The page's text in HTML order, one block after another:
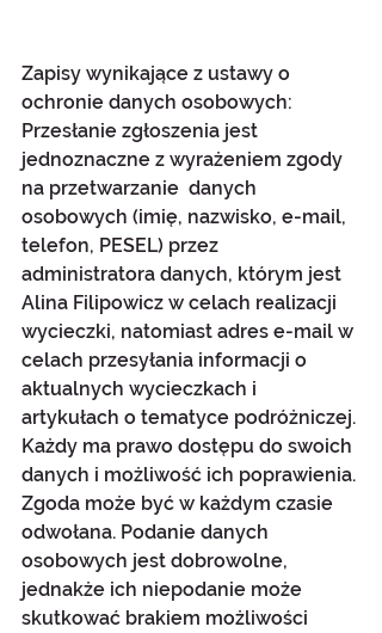
Zapisy wynikające z ustawy o
ochronie danych osobowych:
Przesłanie zgłoszenia jest
jednoznaczne z wyrażeniem zgody
na przetwarzanie  danych
osobowych (imię, nazwisko, e-mail,
telefon, PESEL) przez
administratora danych, którym jest
Alina Filipowicz w celach realizacji
wycieczki, natomiast adres e-mail w
celach przesyłania informacji o
aktualnych wycieczkach i
artykułach o tematyce podróżniczej.
Każdy ma prawo dostępu do swoich
danych i możliwość ich poprawienia.
Zgoda może być w każdym czasie
odwołana. Podanie danych
osobowych jest dobrowolne,
jednakże ich niepodanie może
skutkować brakiem możliwości